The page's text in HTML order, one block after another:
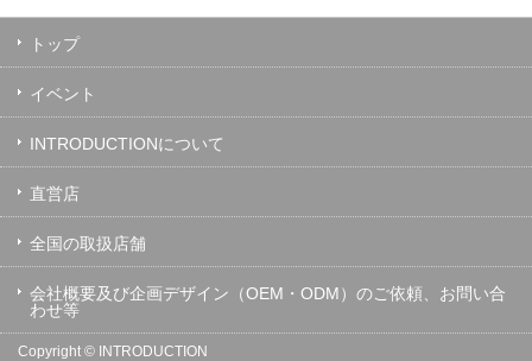
トップ
イベント
INTRODUCTIONについて
直営店
全国の取扱店舗
会社概要及び企画デザイン（OEM・ODM）のご依頼、お問い合
わせ等
Copyright © INTRODUCTION